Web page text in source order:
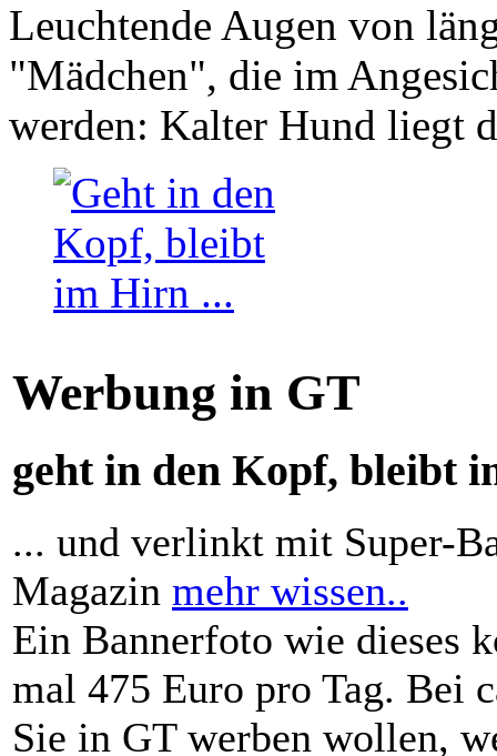
Leuchtende Augen von
"Mädchen", die im
werden: Kalter Hund liegt
Werbung in GT
geht in den Kopf, bleibt
... und verlinkt mit Super-
Magazin mehr wissen..
Ein Bannerfoto wie dieses
mal 475 Euro pro Tag. Bei
Sie in GT werben wollen,